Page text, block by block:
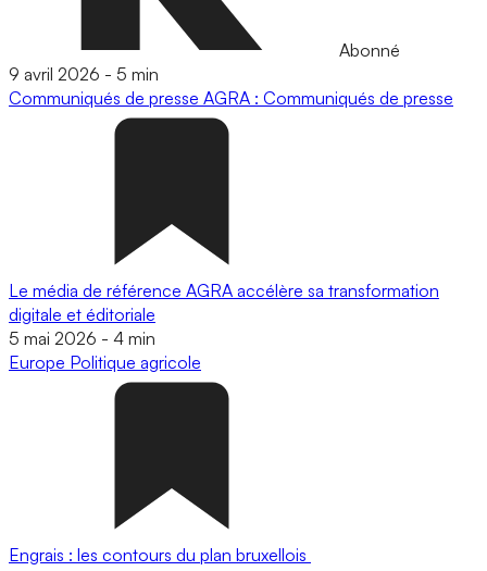
Abonné
9 avril 2026 - 5 min
Communiqués de presse AGRA : Communiqués de presse
Le média de référence AGRA accélère sa transformation
digitale et éditoriale
5 mai 2026 - 4 min
Europe Politique agricole
Engrais : les contours du plan bruxellois